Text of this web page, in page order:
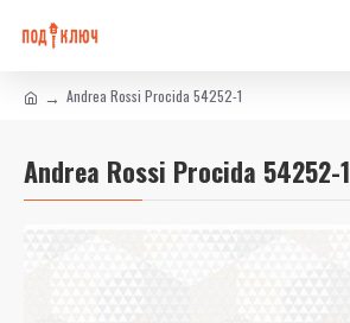
Andrea Rossi Procida 54252-1
Andrea Rossi Procida 54252-1